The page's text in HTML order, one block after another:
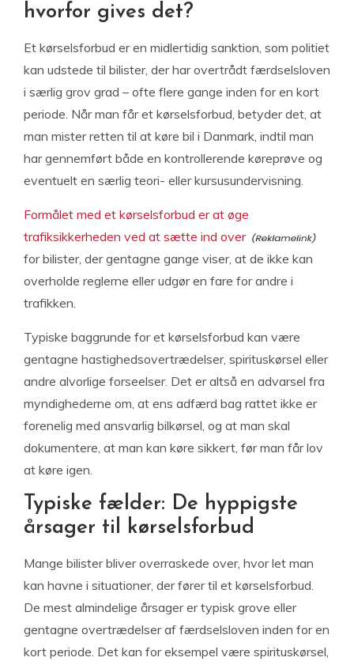
hvorfor gives det?
Et kørselsforbud er en midlertidig sanktion, som politiet
kan udstede til bilister, der har overtrådt færdselsloven
i særlig grov grad – ofte flere gange inden for en kort
periode. Når man får et kørselsforbud, betyder det, at
man mister retten til at køre bil i Danmark, indtil man
har gennemført både en kontrollerende køreprøve og
eventuelt en særlig teori- eller kursusundervisning.
Formålet med et kørselsforbud er at øge
trafiksikkerheden ved at sætte ind over
for bilister, der gentagne gange viser, at de ikke kan
overholde reglerne eller udgør en fare for andre i
trafikken.
Typiske baggrunde for et kørselsforbud kan være
gentagne hastighedsovertrædelser, spirituskørsel eller
andre alvorlige forseelser. Det er altså en advarsel fra
myndighederne om, at ens adfærd bag rattet ikke er
forenelig med ansvarlig bilkørsel, og at man skal
dokumentere, at man kan køre sikkert, før man får lov
at køre igen.
Typiske fælder: De hyppigste
årsager til kørselsforbud
Mange bilister bliver overraskede over, hvor let man
kan havne i situationer, der fører til et kørselsforbud.
De mest almindelige årsager er typisk grove eller
gentagne overtrædelser af færdselsloven inden for en
kort periode. Det kan for eksempel være spirituskørsel,